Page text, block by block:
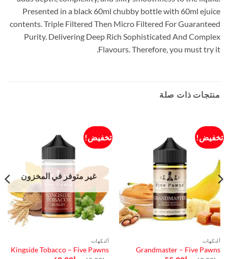
Presented in a black 60ml chubby bottle with 60ml ejuice
contents. Triple Filtered Then Micro Filtered For Guaranteed
Purity. Delivering Deep Rich Sophisticated And Complex
Flavours. Therefore, you must try it.
منتجات ذات صلة
تخفيض!
ألنكهات
Grandmaster – Five Pawns
تخفيض!
غير متوفر في المخزون
ألنكهات
Kingside Tobacco – Five Pawns